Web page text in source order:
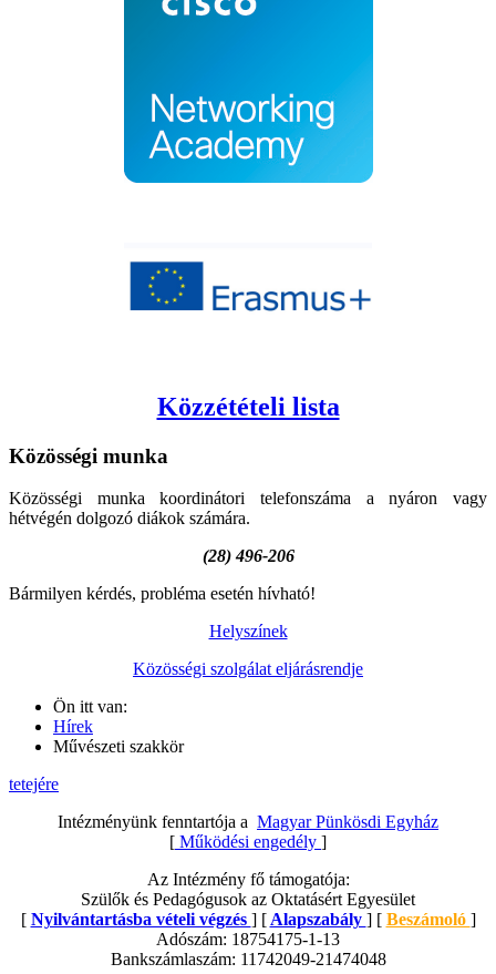
Közzétételi lista
Közösségi munka
Közösségi munka koordinátori telefonszáma a nyáron vagy
hétvégén dolgozó diákok számára.
(28) 496-206
Bármilyen kérdés, probléma esetén hívható!
Helyszínek
Közösségi szolgálat eljárásrendje
Ön itt van:
Hírek
Művészeti szakkör
tetejére
Intézményünk fenntartója a Magyar Pünkösdi Egyház
[ Működési engedély ]
Az Intézmény fő támogatója:
Szülők és Pedagógusok az Oktatásért Egyesület
[ Nyilvántartásba vételi végzés ] [ Alapszabály ] [ Beszámoló ]
Adószám: 18754175-1-13
Bankszámlaszám: 11742049-21474048